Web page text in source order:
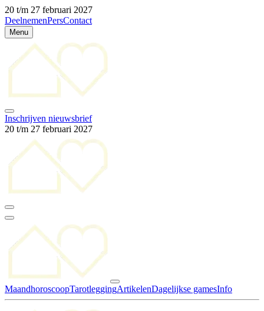
20 t/m 27 februari 2027
DeelnemenPersContact
Menu
Inschrijven nieuwsbrief
20 t/m 27 februari 2027
MaandhoroscoopTarotleggingArtikelenDagelijkse gamesInfo